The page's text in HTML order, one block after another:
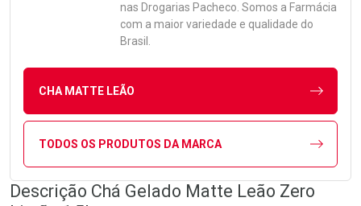
nas Drogarias Pacheco. Somos a Farmácia
com a maior variedade e qualidade do
Brasil.
CHA MATTE LEÃO
TODOS OS PRODUTOS DA MARCA
Descrição Chá Gelado Matte Leão Zero